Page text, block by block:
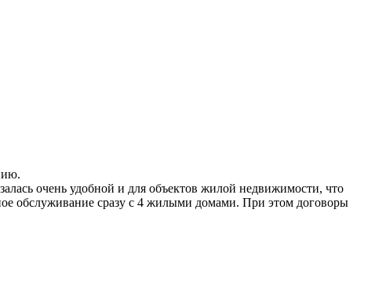
очень удобной и для объектов жилой недвижимости, что
обслуживание сразу с 4 жилыми домами. При этом договоры